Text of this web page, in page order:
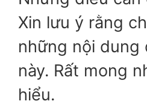
Xin lưu ý rằng
những nội dung
này. Rất mong
hiểu.